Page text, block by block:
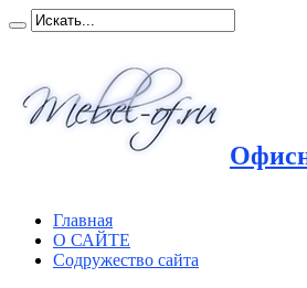
Главная
О САЙТЕ
Содружество сайта